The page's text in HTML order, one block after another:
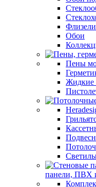
Обои
Пены
Жидкие
панели, ПВХ